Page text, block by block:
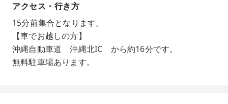
アクセス・行き方
15分前集合となります。
【車でお越しの方】
沖縄自動車道 沖縄北IC から約16分です。
無料駐車場あります。